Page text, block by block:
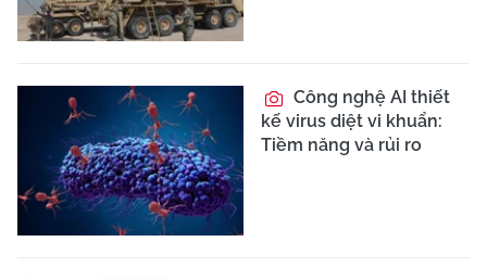
Công nghệ AI thiết
kế virus diệt vi khuẩn:
Tiềm năng và rủi ro